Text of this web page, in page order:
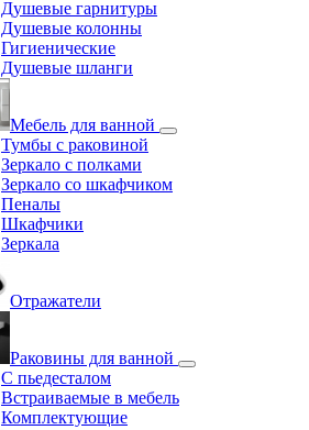
Душевые гарнитуры
Душевые колонны
Гигиенические
Душевые шланги
Мебель для ванной
Тумбы с раковиной
Зеркало с полками
Зеркало со шкафчиком
Пеналы
Шкафчики
Зеркала
Отражатели
Раковины для ванной
С пьедесталом
Встраиваемые в мебель
Комплектующие